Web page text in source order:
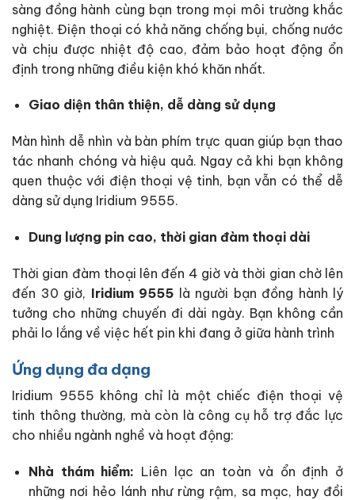
sàng đồng hành cùng bạn trong mọi môi trường khắc
nghiệt. Điện thoại có khả năng chống bụi, chống nước
và chịu được nhiệt độ cao, đảm bảo hoạt động ổn
định trong những điều kiện khó khăn nhất.
Giao diện thân thiện, dễ dàng sử dụng
Màn hình dễ nhìn và bàn phím trực quan giúp bạn thao
tác nhanh chóng và hiệu quả. Ngay cả khi bạn không
quen thuộc với điện thoại vệ tinh, bạn vẫn có thể dễ
dàng sử dụng Iridium 9555.
Dung lượng pin cao, thời gian đàm thoại dài
Thời gian đàm thoại lên đến 4 giờ và thời gian chờ lên
đến 30 giờ, Iridium 9555 là người bạn đồng hành lý
tưởng cho những chuyến đi dài ngày. Bạn không cần
phải lo lắng về việc hết pin khi đang ở giữa hành trình
Ứng dụng đa dạng
Iridium 9555 không chỉ là một chiếc điện thoại vệ
tinh thông thường, mà còn là công cụ hỗ trợ đắc lực
cho nhiều ngành nghề và hoạt động:
Nhà thám hiểm: Liên lạc an toàn và ổn định ở
những nơi hẻo lánh như rừng rậm, sa mạc, hay đồi